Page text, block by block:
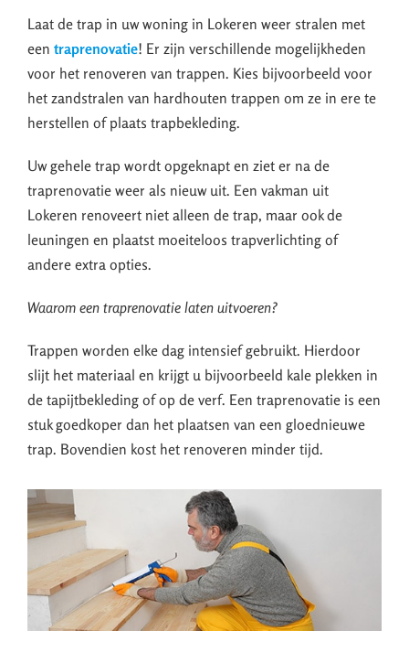
Laat de trap in uw woning in Lokeren weer stralen met
een traprenovatie! Er zijn verschillende mogelijkheden
voor het renoveren van trappen. Kies bijvoorbeeld voor
het zandstralen van hardhouten trappen om ze in ere te
herstellen of plaats trapbekleding.
Uw gehele trap wordt opgeknapt en ziet er na de
traprenovatie weer als nieuw uit. Een vakman uit
Lokeren renoveert niet alleen de trap, maar ook de
leuningen en plaatst moeiteloos trapverlichting of
andere extra opties.
Waarom een traprenovatie laten uitvoeren?
Trappen worden elke dag intensief gebruikt. Hierdoor
slijt het materiaal en krijgt u bijvoorbeeld kale plekken in
de tapijtbekleding of op de verf. Een traprenovatie is een
stuk goedkoper dan het plaatsen van een gloednieuwe
trap. Bovendien kost het renoveren minder tijd.